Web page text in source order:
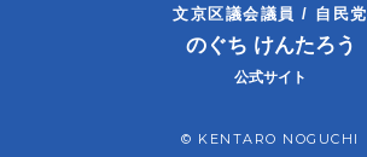
文京区議会議員 / 自民党
のぐち けんたろう
公式サイト
© KENTARO NOGUCHI